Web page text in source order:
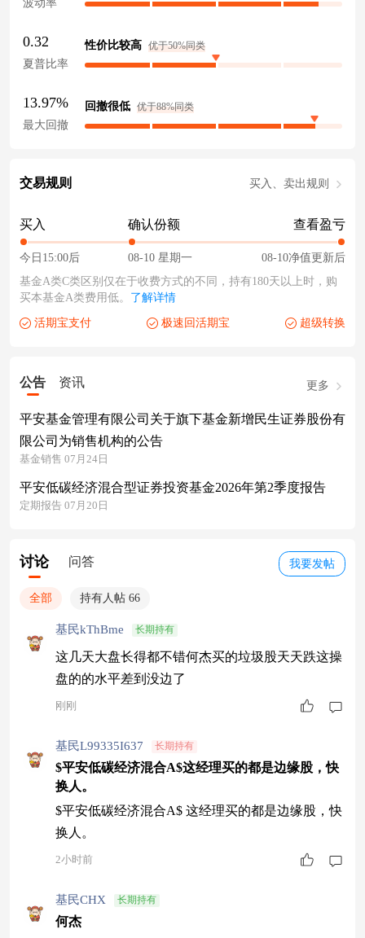
波动率
0.32
夏普比率
性价比较高 优于50%同类
13.97%
最大回撤
回撤很低 优于88%同类
交易规则 买入、卖出规则
买入
今日15:00后
确认份额
08-10 星期一
查看盈亏
08-10净值更新后
基金A类C类区别仅在于收费方式的不同，持有180天以上时，购
买本基金A类费用低。 了解详情
活期宝支付 极速回活期宝 超级转换
公告 资讯 更多
平安基金管理有限公司关于旗下基金新增民生证券股份有
限公司为销售机构的公告
基金销售 07月24日
平安低碳经济混合型证券投资基金2026年第2季度报告
定期报告 07月20日
我要发帖
讨论 问答
全部 持有人帖 66
基民kThBme 长期持有
这几天大盘长得都不错何杰买的垃圾股天天跌这操
盘的的水平差到没边了
刚刚
基民L99335I637 长期持有
$平安低碳经济混合A$这经理买的都是边缘股，快
换人。
$平安低碳经济混合A$ 这经理买的都是边缘股，快
换人。
2小时前
基民CHX 长期持有
何杰